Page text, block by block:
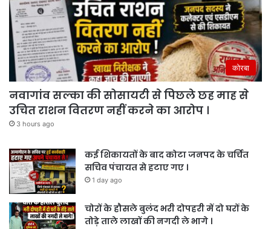
कोरबा
नवागांव सल्का की सोसायटी से पिछले छह माह से
उचित राशन वितरण नहीं करने का आरोप ।
3 hours ago
कई शिकायतों के बाद कोटा जनपद के चर्चित
सचिव पंचायत से हटाए गए ।
1 day ago
चोरों के हौसले बुलंद भरी दोपहरी में दो घरों के
तोड़े ताले लाखों की नगदी ले भागे ।